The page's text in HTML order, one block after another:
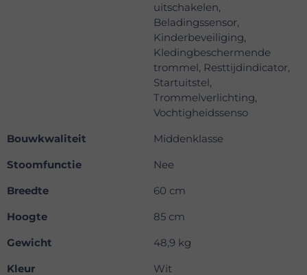
uitschakelen,
Beladingssensor,
Kinderbeveiliging,
Kledingbeschermende
trommel, Resttijdindicator,
Startuitstel,
Trommelverlichting,
Vochtigheidssenso
Bouwkwaliteit
Middenklasse
Stoomfunctie
Nee
Breedte
60 cm
Hoogte
85 cm
Gewicht
48,9 kg
Kleur
Wit